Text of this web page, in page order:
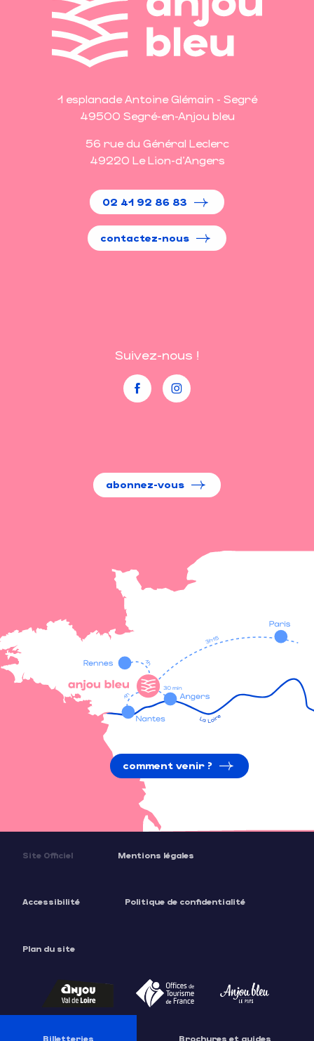
1 esplanade Antoine Glémain - Segré
49500 Segré-en-Anjou bleu
56 rue du Général Leclerc
49220 Le Lion-d'Angers
02 41 92 86 83
contactez-nous
Suivez-nous !
abonnez-vous
comment venir ?
Site Officiel Mentions légales
Accessibilité Politique de confidentialité
Plan du site
Billetteries Brochures et guides